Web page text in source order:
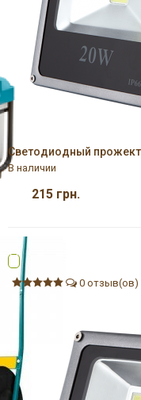
Светодиодный
В наличии
215 грн.
0 отзыв(ов)